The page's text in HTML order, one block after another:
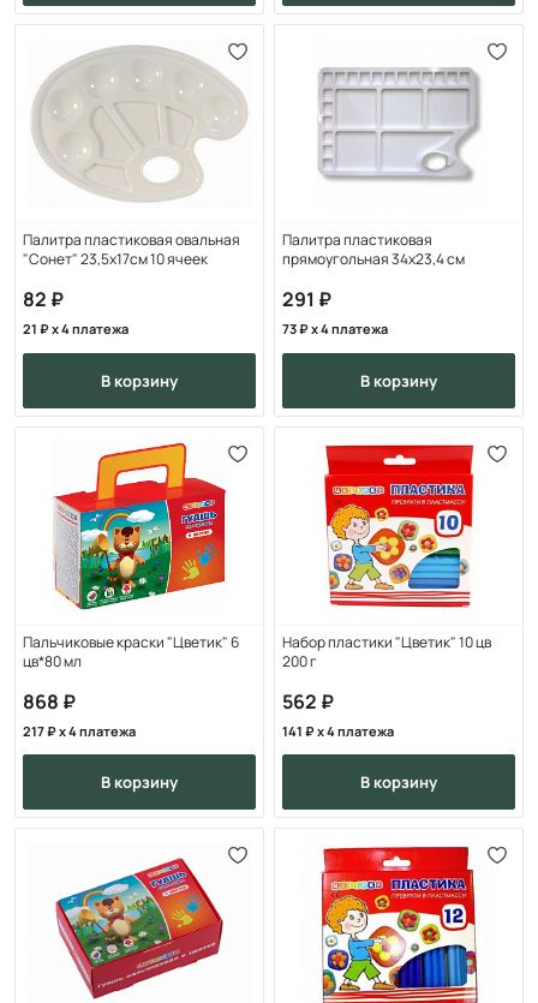
Палитра пластиковая овальная
"Сонет" 23,5х17см 10 ячеек
82
21 x 4 платежа
в корзину
Палитра пластиковая
прямоугольная 34х23,4 см
291
73 x 4 платежа
в корзину
Пальчиковые краски "Цветик" 6
цв*80 мл
868
217 x 4 платежа
в корзину
Набор пластики "Цветик" 10 цв
200 г
562
141 x 4 платежа
в корзину